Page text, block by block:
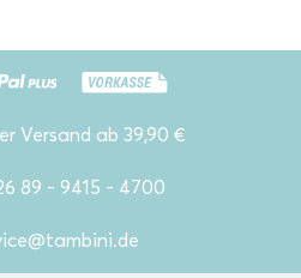
Versand ab 39,90 €
89 - 9415 - 4700